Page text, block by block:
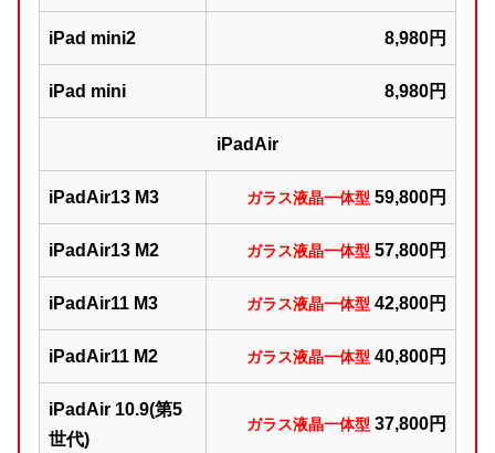
iPad mini2 8,980円
iPad mini 8,980円
iPadAir
iPadAir13 M3 ガラス液晶一体型 59,800円
iPadAir13 M2 ガラス液晶一体型 57,800円
iPadAir11 M3 ガラス液晶一体型 42,800円
iPadAir11 M2 ガラス液晶一体型 40,800円
iPadAir 10.9(第5
世代)
ガラス液晶一体型 37,800円